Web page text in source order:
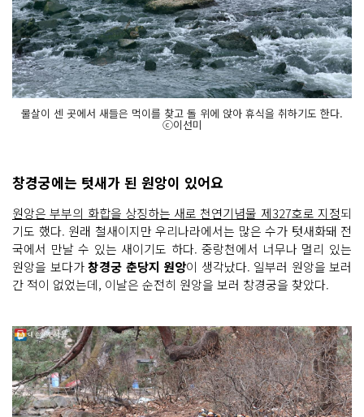
물살이 센 곳에서 새들은 먹이를 찾고 돌 위에 앉아 휴식을 취하기도 한다.
ⓒ이선미
창경궁에는 텃새가 된 원앙이 있어요
원앙은 부부의 화합을 상징하는 새로 천연기념물 제327호로 지정되
기도 했다. 원래 철새이지만 우리나라에서는 많은 수가 텃새화돼 전
국에서 만날 수 있는 새이기도 하다. 중랑천에서 너무나 멀리 있는
원앙을 보다가창경궁 춘당지 원앙이 생각났다. 일부러 원앙을 보러
간 적이 없었는데, 이날은 순전히 원앙을 보러 창경궁을 찾았다.